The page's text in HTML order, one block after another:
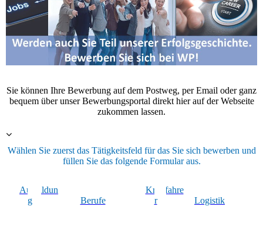
Sie können Ihre Bewerbung auf dem Postweg, per Email oder ganz
bequem über unser Bewerbungsportal direkt hier auf der Webseite
zukommen lassen.
Wählen Sie zuerst das Tätigkeitsfeld für das Sie sich bewerben und
füllen Sie das folgende Formular aus.
Ausbildun
g
Berufe
Kraftfahre
r
Logistik